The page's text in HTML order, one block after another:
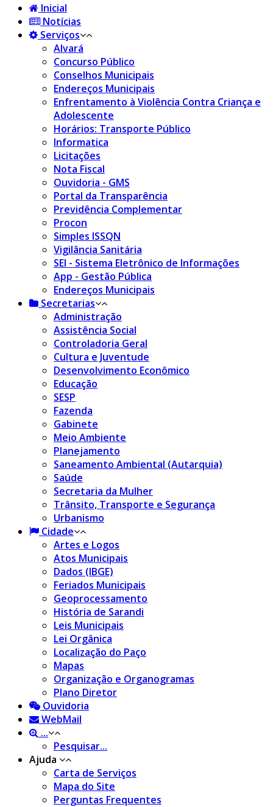
Inicial
Notícias
Serviços
Alvará
Concurso Público
Conselhos Municipais
Endereços Municipais
Enfrentamento à Violência Contra Criança e
Adolescente
Horários: Transporte Público
Informatica
Licitações
Nota Fiscal
Ouvidoria - GMS
Portal da Transparência
Previdência Complementar
Procon
Simples ISSQN
Vigilância Sanitária
SEI - Sistema Eletrônico de Informações
App - Gestão Pública
Endereços Municipais
Secretarias
Administração
Assistência Social
Controladoria Geral
Cultura e Juventude
Desenvolvimento Econômico
Educação
SESP
Fazenda
Gabinete
Meio Ambiente
Planejamento
Saneamento Ambiental (Autarquia)
Saúde
Secretaria da Mulher
Trânsito, Transporte e Segurança
Urbanismo
Cidade
Artes e Logos
Atos Municipais
Dados (IBGE)
Feriados Municipais
Geoprocessamento
História de Sarandi
Leis Municipais
Lei Orgânica
Localização do Paço
Mapas
Organização e Organogramas
Plano Diretor
Ouvidoria
WebMail
...
Pesquisar...
Ajuda
Carta de Serviços
Mapa do Site
Perguntas Frequentes